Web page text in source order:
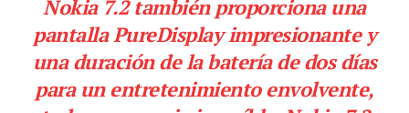
Nokia 7.2 también proporciona una
pantalla PureDisplay impresionante y
una duración de la batería de dos días
para un entretenimiento envolvente,